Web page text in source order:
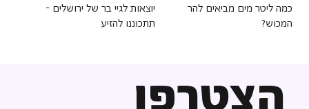
כמה ליטר מים מביאים להר
המכוש?
יוצאות לגיי בר של ירושלים -
תתכוננו להזיע